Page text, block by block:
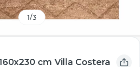
1/3
cm Villa Costera